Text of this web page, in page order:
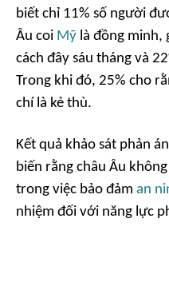
biết chỉ 11% số người
Âu coi Mỹ là đồng minh,
cách đây sáu tháng và
Trong khi đó, 25% cho
chí là kẻ thù.
Kết quả khảo sát phản
biến rằng châu Âu
trong việc bảo đảm an
nhiệm đối với năng lực